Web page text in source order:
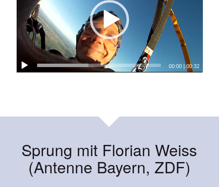
00:00 |00:32
Sprung mit Florian Weiss
(Antenne Bayern, ZDF)